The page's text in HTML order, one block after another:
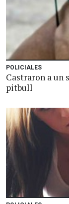
POLICIALES
Castraron a un
pitbull